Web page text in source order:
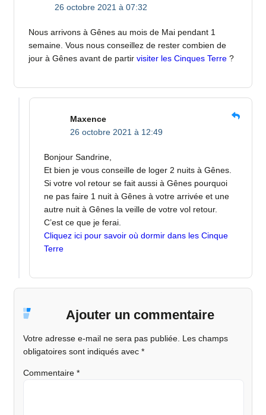
26 octobre 2021 à 07:32
Nous arrivons à Gênes au mois de Mai pendant 1
semaine. Vous nous conseillez de rester combien de
jour à Gênes avant de partir visiter les Cinques Terre ?
Maxence
26 octobre 2021 à 12:49
Bonjour Sandrine,
Et bien je vous conseille de loger 2 nuits à Gênes.
Si votre vol retour se fait aussi à Gênes pourquoi
ne pas faire 1 nuit à Gênes à votre arrivée et une
autre nuit à Gênes la veille de votre vol retour.
C’est ce que je ferai.
Cliquez ici pour savoir où dormir dans les Cinque
Terre
Ajouter un commentaire
Votre adresse e-mail ne sera pas publiée. Les champs
obligatoires sont indiqués avec *
Commentaire *